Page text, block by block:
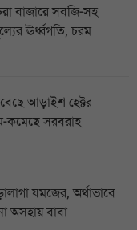
বাজারে সবজি-সহ
ঊর্ধ্বগতি, চরম
আড়াইশ হেক্টর
কমেছে সরবরাহ
যমজের, অর্থাভাবে
অসহায় বাবা